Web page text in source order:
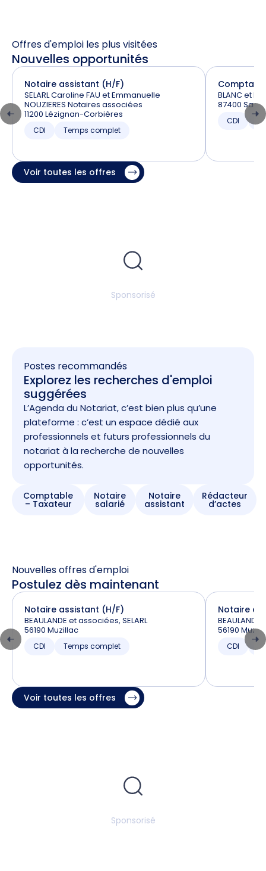
Offres d'emploi les plus visitées
Nouvelles opportunités
Notaire assistant (H/F)
SELARL Caroline FAU et Emmanuelle
NOUZIERES Notaires associées
11200 Lézignan-Corbières
CDI Temps complet
BLANC et
87400
CDI
Voir toutes les offres
Sponsorisé
Postes recommandés
Explorez les recherches d'emploi
suggérées
L’Agenda du Notariat, c’est bien plus qu’une
plateforme : c’est un espace dédié aux
professionnels et futurs professionnels du
notariat à la recherche de nouvelles
opportunités.
Comptable
– Taxateur
Notaire
salarié
Notaire
assistant
Rédacteur
d’actes
Nouvelles offres d'emploi
Postulez dès maintenant
Notaire assistant (H/F)
BEAULANDE et associées, SELARL
56190 Muzillac
CDI Temps complet
Notaire
56190
CDI
Voir toutes les offres
Sponsorisé